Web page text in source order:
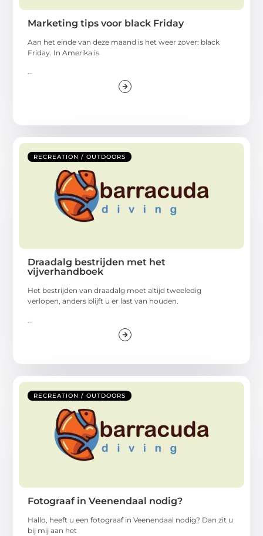
Marketing tips voor black Friday
Aan het einde van deze maand is het weer zover: black
Friday. In Amerika is
...
RECREATION / OUTDOORS
Draadalg bestrijden met het
vijverhandboek
Het bestrijden van draadalg moet altijd tweeledig
verlopen, anders blijft u er last van houden.
...
RECREATION / OUTDOORS
Fotograaf in Veenendaal nodig?
Hallo, heeft u een fotograaf in Veenendaal nodig? Dan zit u
bij mij aan het